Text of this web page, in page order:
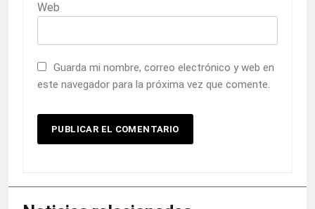
Web
Guarda mi nombre, correo electrónico y web en
este navegador para la próxima vez que comente.